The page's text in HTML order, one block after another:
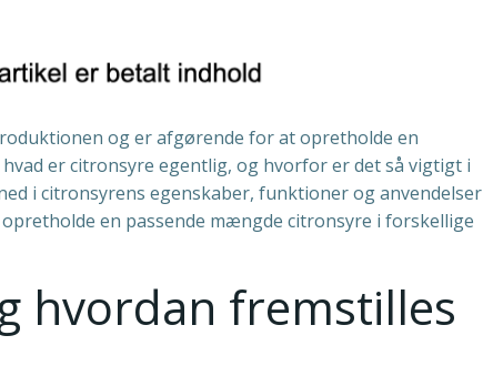
og er afgørende for at opretholde en
er citronsyre egentlig, og hvorfor er det så vigtigt i
i citronsyrens egenskaber, funktioner og anvendelser
en passende mængde citronsyre i forskellige
hvordan fremstilles